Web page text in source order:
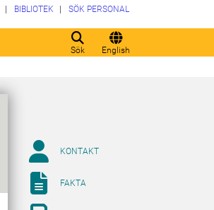
Sök English
BIBLIOTEK SÖK PERSONAL
KONTAKT
FAKTA